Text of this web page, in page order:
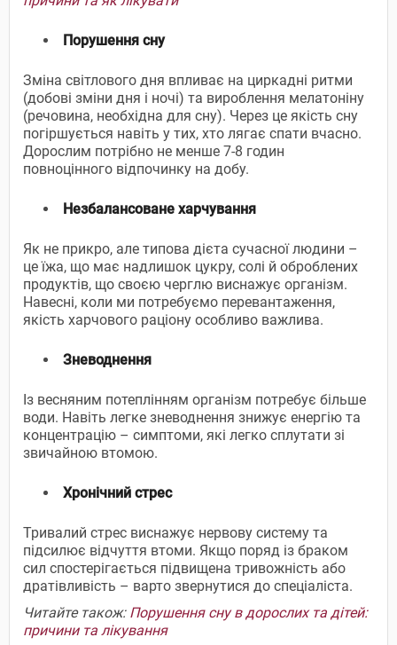
Порушення сну
Зміна світлового дня впливає на циркадні ритми
(добові зміни дня і ночі) та вироблення мелатоніну
(речовина, необхідна для сну). Через це якість сну
погіршується навіть у тих, хто лягає спати вчасно.
Дорослим потрібно не менше 7-8 годин
повноцінного відпочинку на добу.
Незбалансоване харчування
Як не прикро, але типова дієта сучасної людини –
це їжа, що має надлишок цукру, солі й оброблених
продуктів, що своєю черглю виснажує організм.
Навесні, коли ми потребуємо перевантаження,
якість харчового раціону особливо важлива.
Зневоднення
Із весняним потеплінням організм потребує більше
води. Навіть легке зневоднення знижує енергію та
концентрацію – симптоми, які легко сплутати зі
звичайною втомою.
Хронічний стрес
Тривалий стрес виснажує нервову систему та
підсилює відчуття втоми. Якщо поряд із браком
сил спостерігається підвищена тривожність або
дратівливість – варто звернутися до спеціаліста.
Читайте також: Порушення сну в дорослих та дітей:
причини та лікування